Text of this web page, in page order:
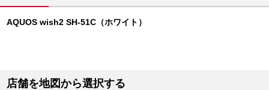
AQUOS wish2 SH-51C（ホワイト）
店舗を地図から選択する